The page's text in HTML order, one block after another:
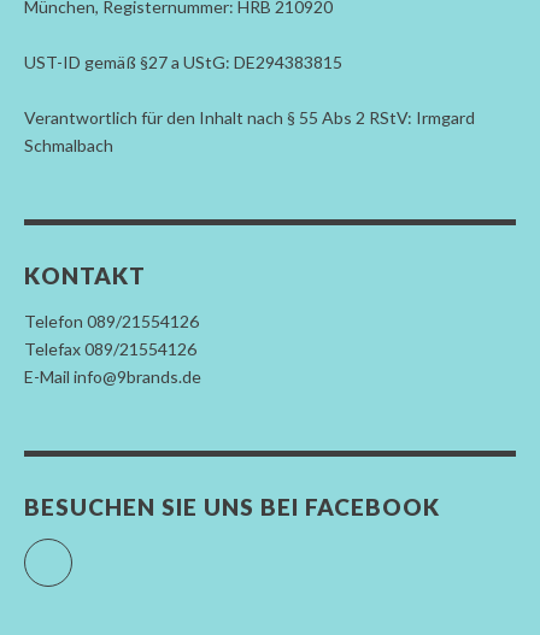
München, Registernummer: HRB 210920
UST-ID gemäß §27 a UStG: DE294383815
Verantwortlich für den Inhalt nach § 55 Abs 2 RStV: Irmgard
Schmalbach
KONTAKT
Telefon 089/21554126
Telefax 089/21554126
E-Mail info@9brands.de
BESUCHEN SIE UNS BEI FACEBOOK
Facebook